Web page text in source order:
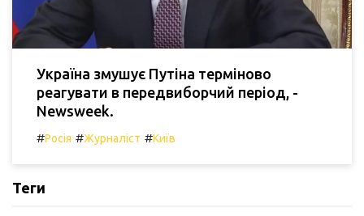
Україна змушує Путіна терміново
реагувати в передвиборчий період, -
Newsweek.
#Росія #Журналіст #Київ
Теги